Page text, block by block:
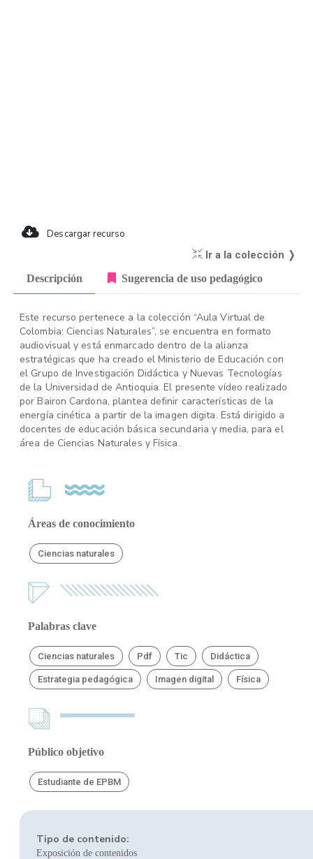
Descargar recurso
Ir a la colección ❭
Descripción Sugerencia de uso pedagógico
Este recurso pertenece a la colección “Aula Virtual de
Colombia: Ciencias Naturales”, se encuentra en formato
audiovisual y está enmarcado dentro de la alianza
estratégicas que ha creado el Ministerio de Educación con
el Grupo de Investigación Didáctica y Nuevas Tecnologías
de la Universidad de Antioquia. El presente vídeo realizado
por Bairon Cardona, plantea definir características de la
energía cinética a partir de la imagen digita. Está dirigido a
docentes de educación básica secundaria y media, para el
área de Ciencias Naturales y Física.
Áreas de conocimiento
Ciencias naturales
Palabras clave
Ciencias naturales Pdf Tic Didáctica
Estrategia pedagógica Imagen digital Física
Público objetivo
Estudiante de EPBM
Tipo de contenido:
Exposición de contenidos